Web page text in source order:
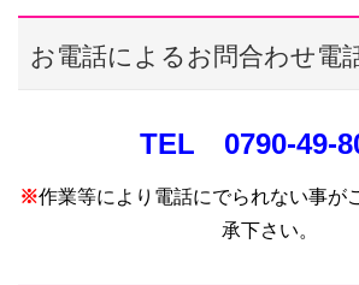
お電話によるお問合わせ電
TEL 0790-49-
※作業等により電話にでられない事が
承下さい。